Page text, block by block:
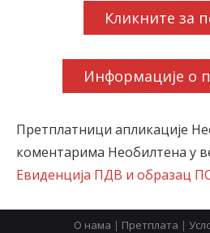
Претплата
Пријава
latinica
Кликните за
Информације о
Претплатници апликације
коментарима Необилтена у
Евиденција ПДВ и образац
О нама | Претплата |